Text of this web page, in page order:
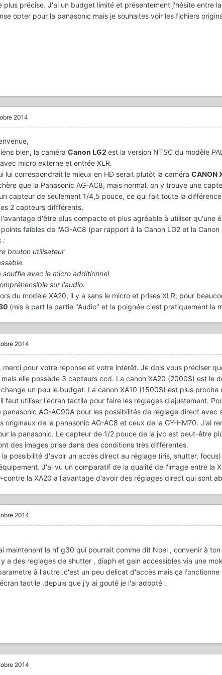
plus précise. J'ai un budget limité et présentement j'hésite entre
opter pour la panasonic mais je souhaites voir les fichiers
2014
bien, la caméra Canon LG2 est la version NTSC du modèle
micro externe et entrée XLR.
lui correspondrait le mieux en HD serait plutôt la caméra CANON
que la Panasonic AG-AC8, mais normal, on y trouve une
capteur de seulement 1/4,5 pouce, ce qui fait toute la
2 capteurs diffférents.
d'être plus compacte et plus agréable à utiliser qu'une
points faibles de l'AG-AC8 (par rapport à la Canon LG2 et la Canon
:
bouton utilisateur
souffle avec le micro additionnel
sur l'audio.
du modèle XA20, il y a sans le micro et prises XLR, pour
(mis à part la partie "Audio" et la poignée c'est pratiquement la
2014
merci pour votre réponse et votre intérêt. Je dois vous préciser
mais elle possède 3 capteurs ccd. La canon XA20 (2000$) est le
change un peu le budget. La canon XA10 (1500$) est plus proche
faut utiliser l'écran tactile pour faire les réglages d'ajustement.
panasonic AG-AC90A pour les possibilités de réglage direct avec
originaux de la panasonic AG-AC8 et ceux de la GY-HM70. J'ai
la panasonic. Le capteur de 1/2 pouce de la jvc est peut-être
des images prise dans des conditions très différentes.
possibilité d'avoir un accès direct au réglage (iris, shutter,
J'ai vu un comparatif de la qualité de l'image entre la
contre la XA20 a l'avantage d'avoir des réglages direct qui sont
2014
maintenant la hf g30 qui pourrait comme dit Noel , convenir à
a des reglages de shutter , diaph et gain accessibles via une
à l'autre .c'est un peu delicat d'accès mais ça fonctionne
tactile ,depuis que j'y ai gouté je l'ai adopté .
2014